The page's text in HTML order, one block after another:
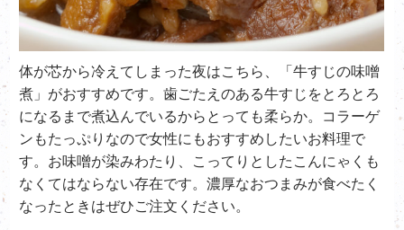
体が芯から冷えてしまった夜はこちら、「牛すじの味噌
煮」がおすすめです。歯ごたえのある牛すじをとろとろ
になるまで煮込んでいるからとっても柔らか。コラーゲ
ンもたっぷりなので女性にもおすすめしたいお料理で
す。お味噌が染みわたり、こってりとしたこんにゃくも
なくてはならない存在です。濃厚なおつまみが食べたく
なったときはぜひご注文ください。